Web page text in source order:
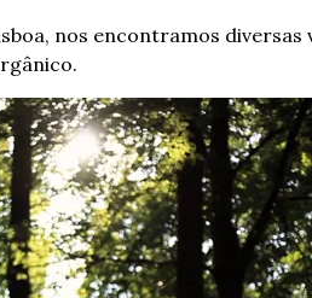
nos encontramos diversas